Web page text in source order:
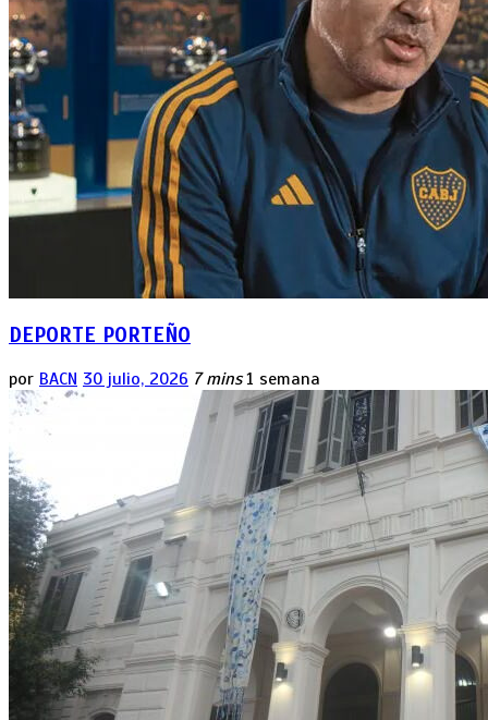
DEPORTE PORTEÑO
por BACN 30 julio, 2026 7 mins 1 semana